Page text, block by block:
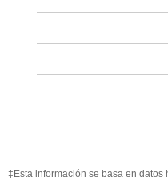
‡Esta información se basa en